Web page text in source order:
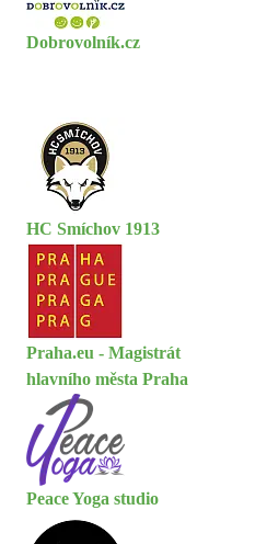
Dobrovolník.cz
HC Smíchov 1913
Praha.eu - Magistrát
hlavního města Praha
Peace Yoga studio